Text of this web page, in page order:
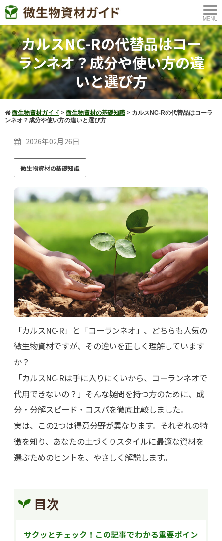
カルスNC-Rの代替品はコー
ランネオ？成分や使い方の違
いと選び方
微生物資材ガイド > 微生物資材の基礎知識 > カルスNC-Rの代替品はコーラ
ンネオ？成分や使い方の違いと選び方
2026年02月26日
微生物資材の基礎知識
「カルスNC-R」と「コーランネオ」、どちらも人気の
微生物資材ですが、その違いを正しく理解しています
か？
「カルスNC-Rは手に入りにくいから、コーランネオで
代用できないの？」そんな疑問を持つ方のために、成
分・分解スピード・コスパを徹底比較しました。
実は、この2つは得意分野が異なります。それぞれの特
徴を知り、あなたの土づくりスタイルに最適な資材を
選ぶためのヒントを、やさしく解説します。
目次
サクッとチェック！この記事でわかる重要ポイン